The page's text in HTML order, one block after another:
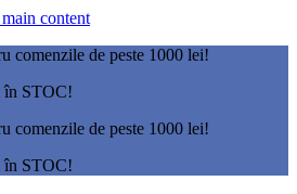
content
de peste 1000 lei!
în STOC!
de peste 1000 lei!
în STOC!